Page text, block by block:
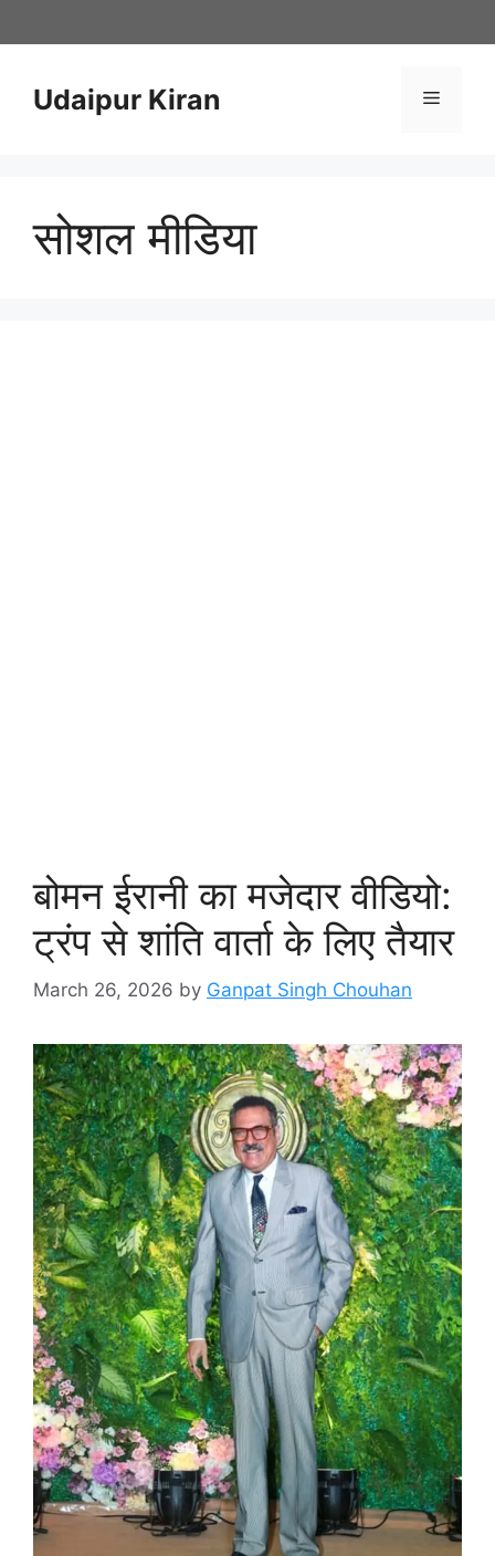
to
Udaipur Kiran Menu
सोशल मीडिया
बोमन ईरानी का मजेदार वीडियो:
ट्रंप से शांति वार्ता के लिए तैयार
March 26, 2026 by Ganpat Singh Chouhan